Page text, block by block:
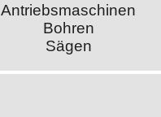
Antriebsmaschinen
Bohren
Sägen